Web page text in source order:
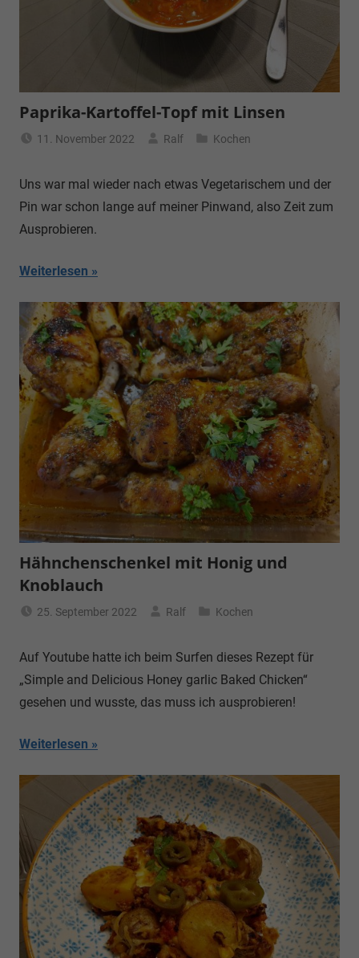
Paprika-Kartoffel-Topf mit Linsen
11. November 2022 Ralf Kochen
Uns war mal wieder nach etwas Vegetarischem und der
Pin war schon lange auf meiner Pinwand, also Zeit zum
Ausprobieren.
Weiterlesen
Hähnchenschenkel mit Honig und
Knoblauch
25. September 2022 Ralf Kochen
Auf Youtube hatte ich beim Surfen dieses Rezept für
„Simple and Delicious Honey garlic Baked Chicken“
gesehen und wusste, das muss ich ausprobieren!
Weiterlesen